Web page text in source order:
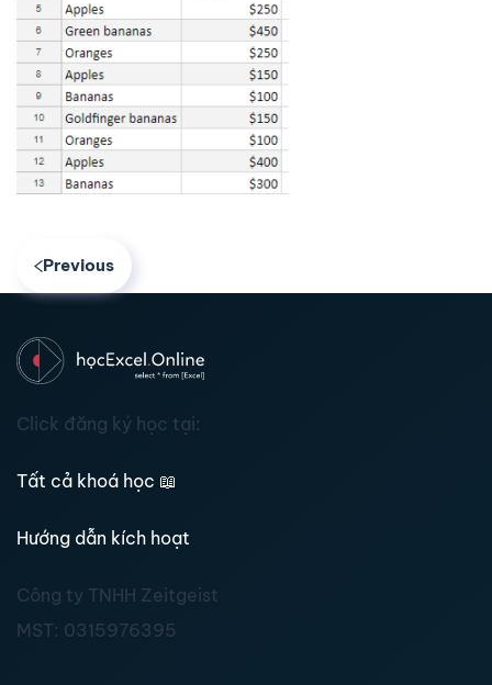
Previous
Click đăng ký học tại:
Tất cả khoá học 📖
Hướng dẫn kích hoạt
Công ty TNHH Zeitgeist
MST: 0315976395